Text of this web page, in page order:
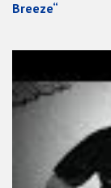
Breeze“